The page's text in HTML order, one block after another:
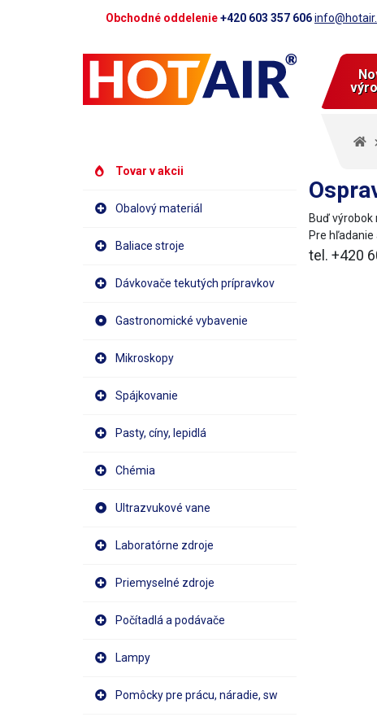
Obchodné oddelenie+420 603 357 606
Tovar v akcii
Obalový materiál
Baliace stroje
Dávkovače tekutých prípravkov
Gastronomické vybavenie
Mikroskopy
Spájkovanie
Pasty, cíny, lepidlá
Chémia
Ultrazvukové vane
Laboratórne zdroje
Priemyselné zdroje
Počítadlá a podávače
Lampy
Pomôcky pre prácu, náradie, sw
Buď
Pre
tel. +420